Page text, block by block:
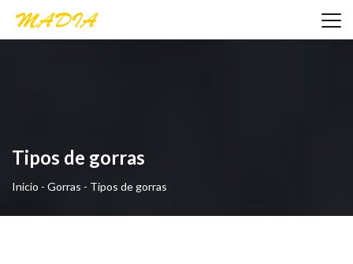
Tipos de gorras
Inicio - Gorras - Tipos de gorras